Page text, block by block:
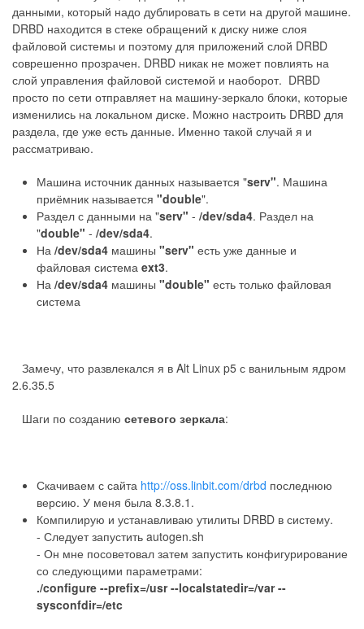
данными, который надо дублировать в сети на другой машине.
DRBD находится в стеке обращений к диску ниже слоя
файловой системы и поэтому для приложений слой DRBD
соврешенно прозрачен. DRBD никак не может повлиять на
слой управления файловой системой и наоборот. DRBD
просто по сети отправляет на машину-зеркало блоки, которые
изменились на локальном диске. Можно настроить DRBD для
раздела, где уже есть данные. Именно такой случай я и
рассматриваю.
Машина источник данных называется "serv". Машина
приёмник называется "double".
Раздел с данными на "serv" - /dev/sda4. Раздел на
"double" - /dev/sda4.
На /dev/sda4 машины "serv" есть уже данные и
файловая система ext3.
На /dev/sda4 машины "double" есть только файловая
система
Замечу, что развлекался я в Alt Linux p5 с ванильным ядром
2.6.35.5
Шаги по созданию сетевого зеркала:
Скачиваем с сайта http://oss.linbit.com/drbd последнюю
версию. У меня была 8.3.8.1.
Компилирую и устанавливаю утилиты DRBD в систему.
- Следует запустить autogen.sh
- Он мне посоветовал затем запустить конфигурирование
со следующими параметрами:
./configure --prefix=/usr --localstatedir=/var --
sysconfdir=/etc